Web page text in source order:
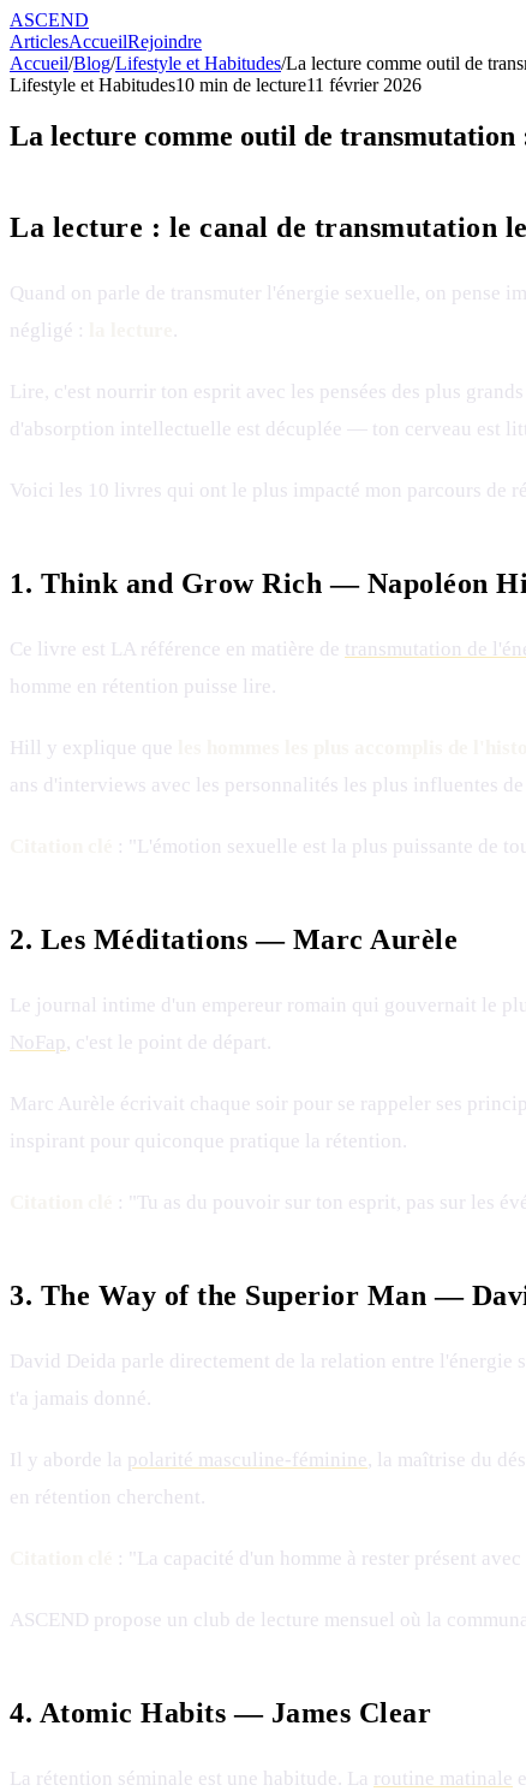
ASCEND
ArticlesAccueilRejoindre
Accueil/Blog/Lifestyle et Habitudes/La lecture comme outil de
Lifestyle et Habitudes10 min de lecture11 février 2026
La lecture comme outil de transmutation
La lecture : le canal de transmutation
Quand on parle de transmuter l'énergie sexuelle, on pense
négligé :
.
Lire, c'est nourrir ton esprit avec les pensées des plus
d'absorption intellectuelle est décuplée — ton cerveau est
Voici les 10 livres qui ont le plus impacté mon parcours de
1. Think and Grow Rich — Napoléon
Ce livre est LA référence en matière de transmutation de
homme en rétention puisse lire.
Hill y explique que
ans d'interviews avec les personnalités les plus influentes de
: "L'émotion sexuelle est la plus puissante de
2. Les Méditations — Marc Aurèle
Le journal intime d'un empereur romain qui gouvernait le
NoFap, c'est le point de départ.
Marc Aurèle écrivait chaque soir pour se rappeler ses
inspirant pour quiconque pratique la rétention.
: "Tu as du pouvoir sur ton esprit, pas sur les
3. The Way of the Superior Man —
David Deida parle directement de la relation entre l'énergie
t'a jamais donné.
Il y aborde la polarité masculine-féminine, la maîtrise du
en rétention cherchent.
: "La capacité d'un homme à rester présent
ASCEND propose un club de lecture mensuel où la
4. Atomic Habits — James Clear
La rétention séminale est une habitude. La routine matinale